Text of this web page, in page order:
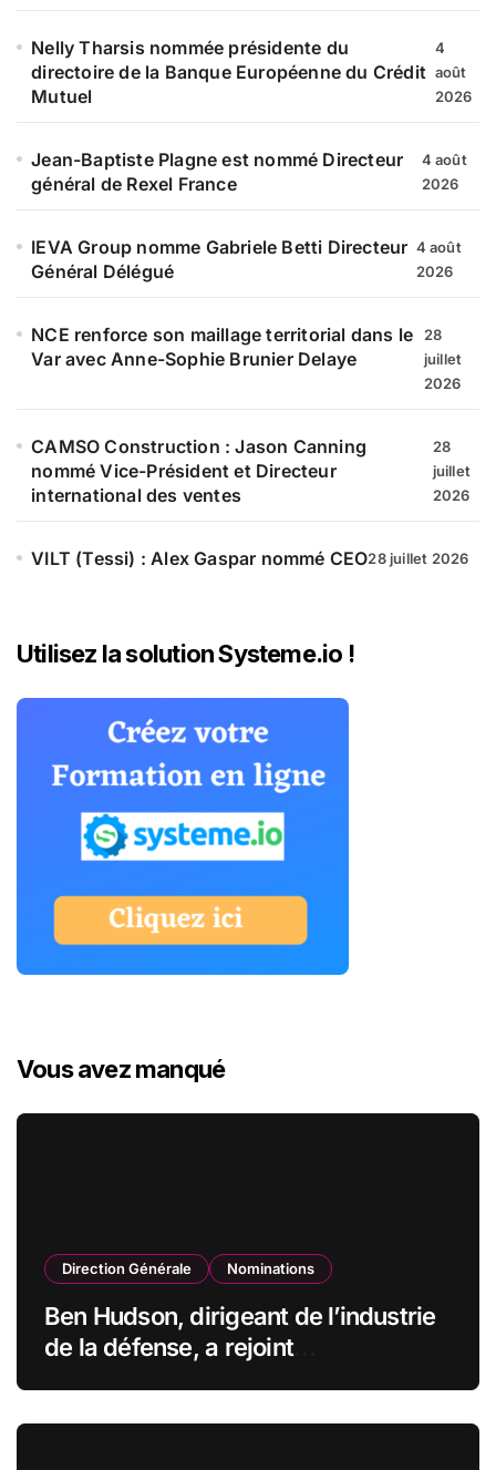
Nelly Tharsis nommée présidente du
directoire de la Banque Européenne du Crédit
Mutuel
4
août
2026
Jean-Baptiste Plagne est nommé Directeur
général de Rexel France
4 août
2026
IEVA Group nomme Gabriele Betti Directeur
Général Délégué
4 août
2026
NCE renforce son maillage territorial dans le
Var avec Anne-Sophie Brunier Delaye
28
juillet
2026
CAMSO Construction : Jason Canning
nommé Vice-Président et Directeur
international des ventes
28
juillet
2026
VILT (Tessi) : Alex Gaspar nommé CEO28 juillet 2026
Utilisez la solution Systeme.io !
Vous avez manqué
Direction Générale Nominations
Ben Hudson, dirigeant de l’industrie
de la défense, a rejoint